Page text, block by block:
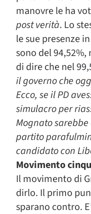
manovre le ha
post verità. Lo
le sue presenze
sono del
di dire che nel
il governo che
Ecco, se il PD
simulacro per
Mognato
partito
candidato con
Movimento
Il movimento di
dirlo. Il primo
sparano contro.